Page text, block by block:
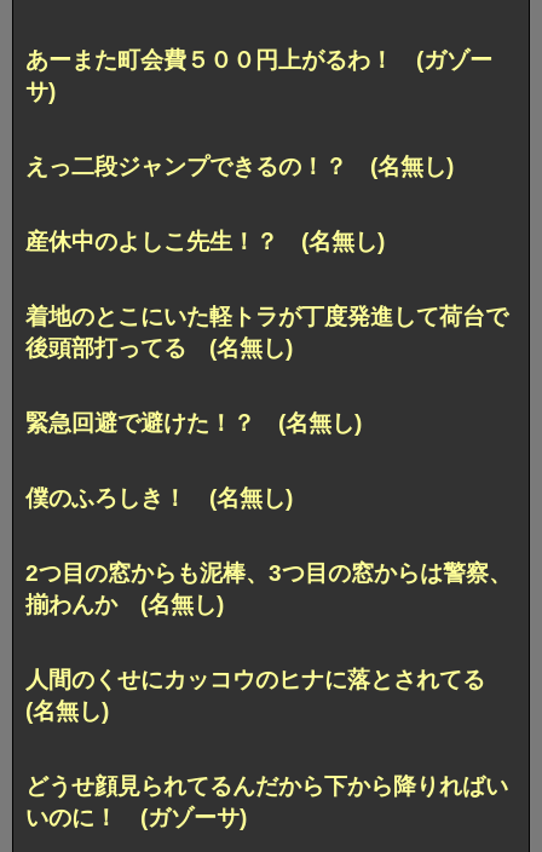
あーまた町会費５００円上がるわ！ (ガゾー
サ)
えっ二段ジャンプできるの！？ (名無し)
産休中のよしこ先生！？ (名無し)
着地のとこにいた軽トラが丁度発進して荷台で
後頭部打ってる (名無し)
緊急回避で避けた！？ (名無し)
僕のふろしき！ (名無し)
2つ目の窓からも泥棒、3つ目の窓からは警察、
揃わんか (名無し)
人間のくせにカッコウのヒナに落とされてる
(名無し)
どうせ顔見られてるんだから下から降りればい
いのに！ (ガゾーサ)